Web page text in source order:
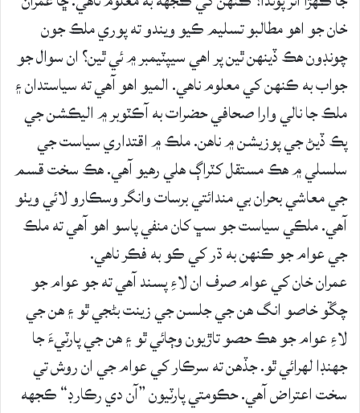
خان جو اهو مطالبو تسليم ڪيو ويندو ته پوري ملڪ جون
چونڊون هڪ ڏينهن ٿين پر اهي سيپٽيمبر ۾ ئي ٿين؟ ان سوال جو
جواب به ڪنهن کي معلوم ناهي. الميو اهو آهي ته سياستدان ۽
ملڪ جا نالي وارا صحافي حضرات به آڪٽوبر ۾ اليڪشن جي
پڪ ڏيڻ جي پوزيشن ۾ ناهن. ملڪ ۾ اقتداري سياست جي
سلسلي ۾ هڪ مستقل کٽراڳ هلي رهيو آهي. هڪ سخت قسم
جي معاشي بحران بي مندائتي برسات وانگر وسڪارو لائي ويٺو
آهي. ملڪي سياست جو سڀ کان منفي پاسو اهو آهي ته ملڪ
جي عوام جو ڪنهن به ڌر کي ڪو به فڪر ناهي.
عمران خان کي عوام صرف ان لاءِ پسند آهي ته جو عوام جو
چڱو خاصو انگ هن جي جلسن جي زينت بڻجي ٿو ۽ هن جي
لاءِ عوام جو هڪ حصو تاڙيون وڄائي ٿو ۽ هن جي پارٽيءَ جا
جهنڊا لهرائي ٿو. جڏهن ته سرڪار کي عوام جي ان روش تي
سخت اعتراض آهي. حڪومتي پارٽيون ”آن دي رڪارڊ“ ڪجهه